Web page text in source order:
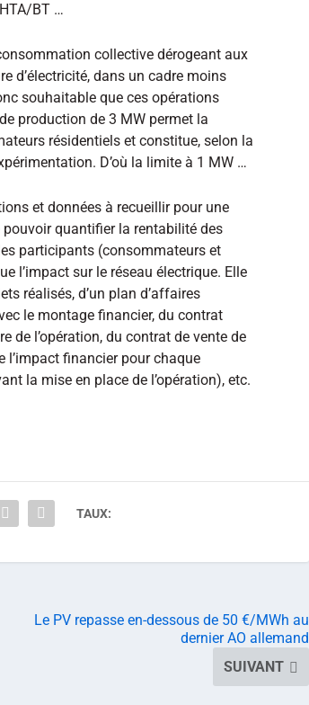
BT …
collective dérogeant aux
d’électricité, dans un cadre moins
souhaitable que ces opérations
production de 3 MW permet la
résidentiels et constitue, selon la
D’où la limite à 1 MW …
et données à recueillir pour une
quantifier la rentabilité des
participants (consommateurs et
l’impact sur le réseau électrique. Elle
réalisés, d’un plan d’affaires
le montage financier, du contrat
de l’opération, du contrat de vente de
l’impact financier pour chaque
la mise en place de l’opération), etc.
TAUX:
Le PV repasse en-dessous de 50 €/MWh au
dernier AO allemand
SUIVANT